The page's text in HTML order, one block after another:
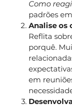
Como
padrões
Analise os
Reflita
porquê.
em